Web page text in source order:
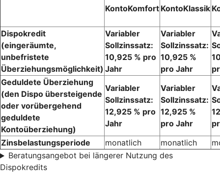
KontoKomfort KontoKlassik
Dispokredit
(eingeräumte,
unbefristete
Überziehungsmöglichkeit)
Variabler
Sollzinssatz:
10,925 % pro
Jahr
Variabler
Sollzinssatz:
10,925 %
pro Jahr
Geduldete Überziehung
(den Dispo übersteigende
oder vorübergehend
geduldete
Kontoüberziehung)
Variabler
Sollzinssatz:
12,925 % pro
Jahr
Variabler
Sollzinssatz:
12,925 %
pro Jahr
Zinsbelastungsperiode
monatlich monatlich
Beratungsangebot bei längerer Nutzung des
Dispokredits